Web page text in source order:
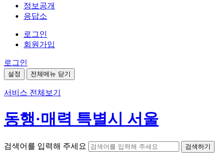
정보공개
응답소
로그인
회원가입
로그인
설정 전체메뉴 닫기
서비스 전체보기
동행·매력 특별시 서울
검색어를 입력해 주세요 검색하기